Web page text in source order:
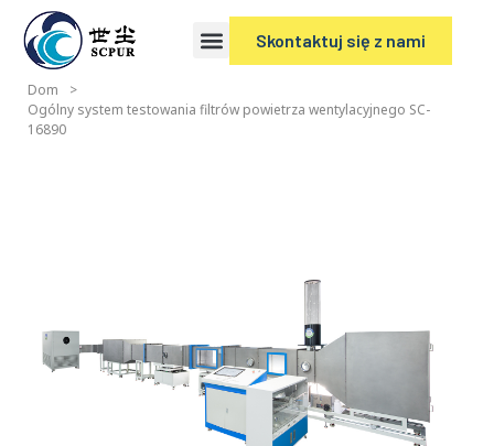
Skontaktuj się z nami
Dom
>
Ogólny system testowania filtrów powietrza wentylacyjnego SC-
16890